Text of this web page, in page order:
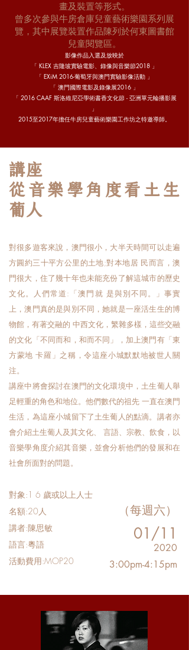
畫及裝置等形式。
曾多次參與牛房倉庫兒童藝術樂園系列展
覽，其中展覽裝置作品陳列於何東圖書館
兒童閱覽區。
影像作品入選及放映於
「 KLEX 吉隆坡實驗電影、錄像與音樂節2018 」
「 EXiM 2016-葡萄牙與澳門實驗影像活動 」
「 澳門國際電影及錄像展2016 」
「 2016 CAAF 斯洛維尼亞學術書香文化節 - 亞洲單元輪播影展
」
2015至2017年擔任牛房兒童藝術樂園工作坊之特邀導師。
講座
從音樂學角度看土生
葡人
對很多遊客來說，澳門很小，大半天時間可以走遍
方圓約三十平方公里的土地;對本地居 民而言，澳
門很大，住了幾十年也未能充份了解這城市的歷史
文化。人們常道:「澳門就 是與別不同。」事實
上，澳門真的是與別不同，她就是一座活生生的博
物館，有著交融的 中西文化，繁雜多樣，這些交融
的文化「不同而和，和而不同」，加上澳門有「東
方蒙地 卡羅」之稱，令這座小城默默地被世人關
注。
講座中將會探討在澳門的文化環境中，土生葡人舉
足輕重的角色和地位。他們數代的祖先 一直在澳門
生活，為這座小城留下了土生葡人的點滴。講者亦
會介紹土生葡人及其文化、 言語、宗教、飲食，以
音樂學角度介紹其音樂，並會分析他們的發展和在
社會所面對的問題。
對象:1 6 歲或以上人士
名額:20人
講者:陳思敏
語言:粵語
活動費用:MOP20
（每週六）
01/11
2020
3:00pm-4:15pm